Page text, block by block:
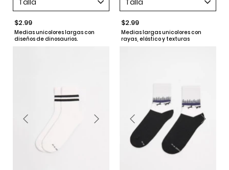
Talla
$2.99
Medias unicolores largas con
diseños de dinosaurios.
Talla
$2.99
Medias largas unicolores con
rayas, elástico y texturas